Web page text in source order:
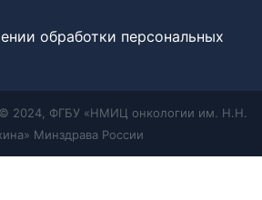
обработки персональных
2024, ФГБУ «НМИЦ онкологии им. Н.Н.
Минздрава России